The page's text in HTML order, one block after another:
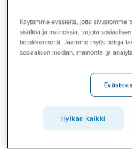
Konseptit
Palvelut
Käytämme evästeitä, jotta sivustomme
sisältöä ja mainoksia, tarjota
tietoliikennettä. Jaamme myös tietoja
sosiaalisen median, mainonta- ja
Hylkää kaikki